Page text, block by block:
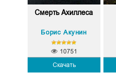
Смерть Ахиллеса
Борис Акунин
Скачать
10751